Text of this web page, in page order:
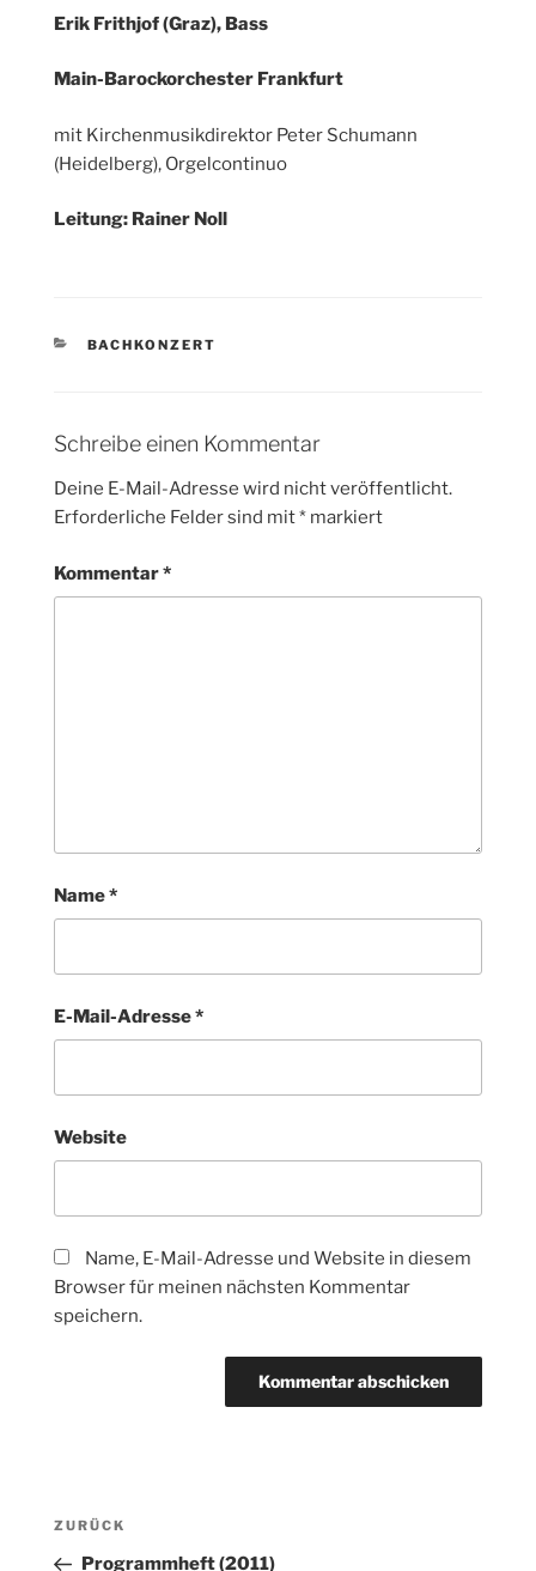
Erik Frithjof (Graz), Bass
Main-Barockorchester Frankfurt
mit Kirchenmusikdirektor Peter Schumann
(Heidelberg), Orgelcontinuo
Leitung: Rainer Noll
KATEGORIEN
BACHKONZERT
Schreibe einen Kommentar
Deine E-Mail-Adresse wird nicht veröffentlicht.
Erforderliche Felder sind mit* markiert
Kommentar*
Name*
E-Mail-Adresse*
Website
Name, E-Mail-Adresse und Website in diesem
Browser für meinen nächsten Kommentar
speichern.
Beitragsnavigation
Vorheriger
Beitrag
ZURÜCK
Programmheft (2011)